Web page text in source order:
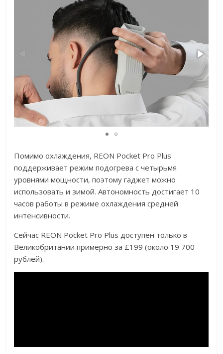
Помимо охлаждения, REON Pocket Pro Plus
поддерживает режим подогрева с четырьмя
уровнями мощности, поэтому гаджет можно
использовать и зимой. Автономность достигает 10
часов работы в режиме охлаждения средней
интенсивности.
Сейчас REON Pocket Pro Plus доступен только в
Великобритании примерно за £199 (около 19 700
рублей).